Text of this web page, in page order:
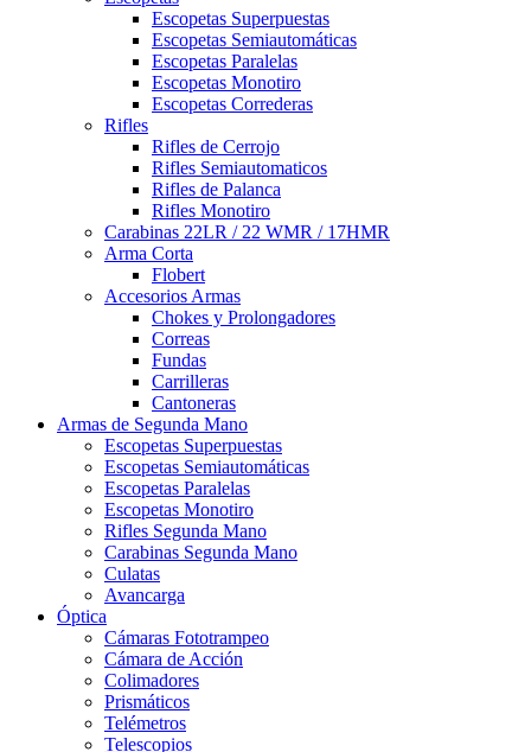
Escopetas Superpuestas
Escopetas Semiautomáticas
Escopetas Paralelas
Escopetas Monotiro
Escopetas Correderas
Rifles
Rifles de Cerrojo
Rifles Semiautomaticos
Rifles de Palanca
Rifles Monotiro
Carabinas 22LR / 22 WMR / 17HMR
Arma Corta
Flobert
Accesorios Armas
Chokes y Prolongadores
Correas
Fundas
Carrilleras
Cantoneras
Armas de Segunda Mano
Escopetas Superpuestas
Escopetas Semiautomáticas
Escopetas Paralelas
Escopetas Monotiro
Rifles Segunda Mano
Carabinas Segunda Mano
Culatas
Avancarga
Óptica
Cámaras Fototrampeo
Cámara de Acción
Colimadores
Prismáticos
Telémetros
Telescopios